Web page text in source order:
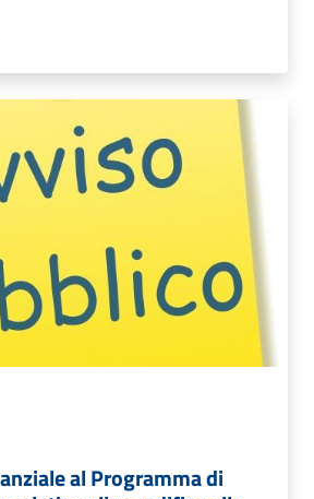
al Programma di